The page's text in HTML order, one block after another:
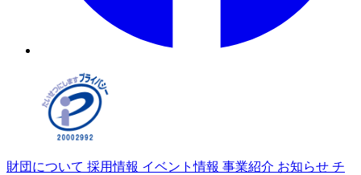
財団について 採用情報 イベント情報 事業紹介 お知らせ チ